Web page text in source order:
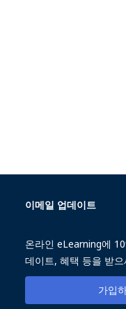
이메일 업데이트
온라인 eLearning에
데이트, 혜택 등을 받으
가입